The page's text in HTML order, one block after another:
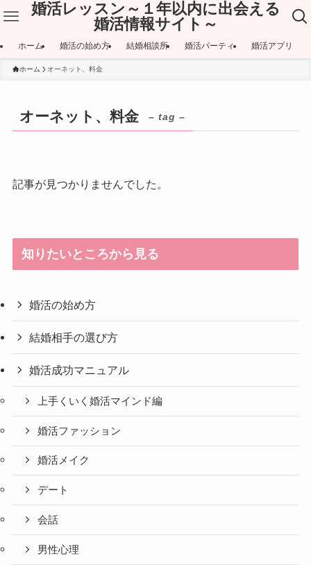
婚活レッスン～１年以内に出会える
婚活情報サイト～
ホーム 婚活の始め方 結婚相談所 婚活パーティ 婚活アプリ
ホーム オーネット、料金
オーネット、料金 – tag –
記事が見つかりませんでした。
知りたいところから見る
婚活の始め方
結婚相手の選び方
婚活成功マニュアル
上手くいく婚活マインド編
婚活ファッション
婚活メイク
デート
会話
男性心理